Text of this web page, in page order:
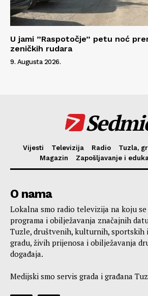
U jami ”Raspotočje” petu noć
zeničkih rudara
9. Augusta 2026.
Vijesti Televizija Radio Tuzla,
Magazin
Zapošljavanje i
O nama
Lokalna smo radio televizija na koju
programa i obilježavanja značajnih
Tuzle, društvenih, kulturnih, sportskih
gradu, živih prijenosa i obilježavanja
događaja.
Medijski smo servis grada i građana